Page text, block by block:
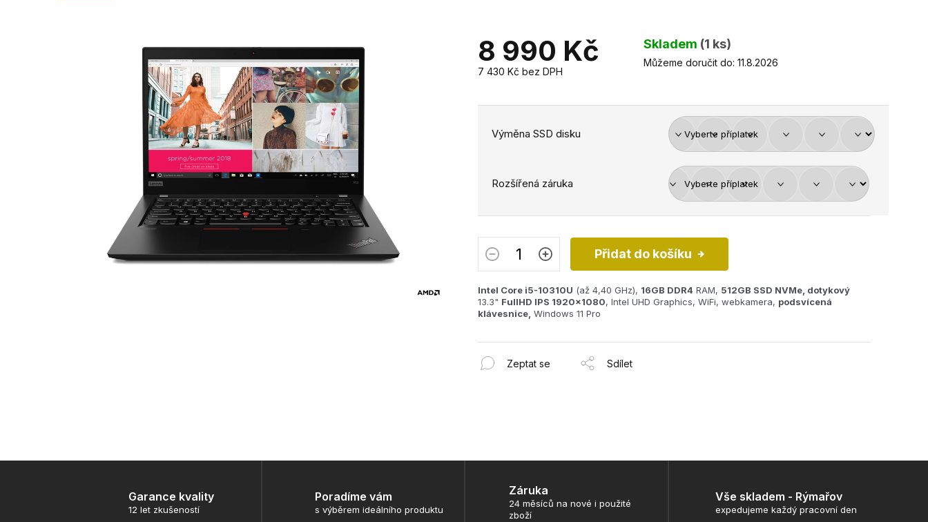
8 990 Kč
7 430 Kč bez DPH
Měrná
Skladem (1 ks)
Výměna SSD disku
Rozšířená záruka
Můžeme doručit do: 11.8.2026
Přidat do košíku
Intel Core i5-10310U (až 4,40 GHz), 16GB DDR4 RAM, 512GB SSD NVMe, dotykový
13.3" FullHD IPS 1920x1080, Intel UHD Graphics, WiFi, webkamera, podsvícená
klávesnice, Windows 11 Pro
Zeptat se Sdílet
Garance kvality
12 let zkušeností
Poradíme vám
s výběrem ideálního produktu
Záruka
24 měsíců na nové i použité
zboží
Vše skladem - Rýmařov
expedujeme každý pracovní den